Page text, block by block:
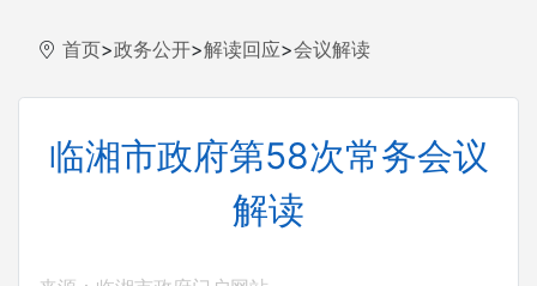
首页>政务公开>解读回应>会议解读
临湘市政府第58次常务会议
解读